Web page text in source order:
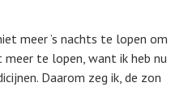
meer ’s nachts te lopen om
te lopen, want ik heb nu
Daarom zeg ik, de zon